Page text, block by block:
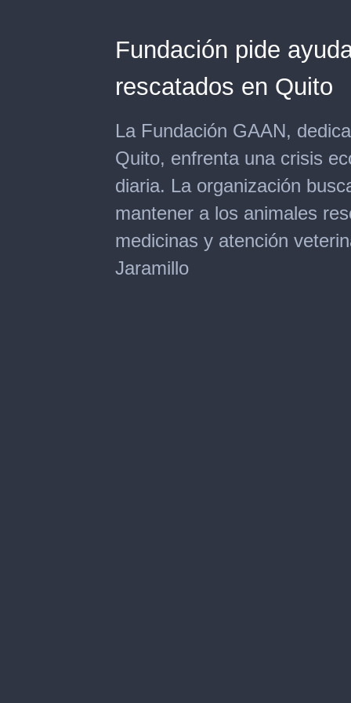
Fundación pide
rescatados en Quito
La Fundación GAAN,
Quito, enfrenta una crisis
diaria. La organización
mantener a los animales
medicinas y atención
Jaramillo